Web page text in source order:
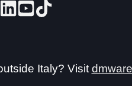
Italy? Visit